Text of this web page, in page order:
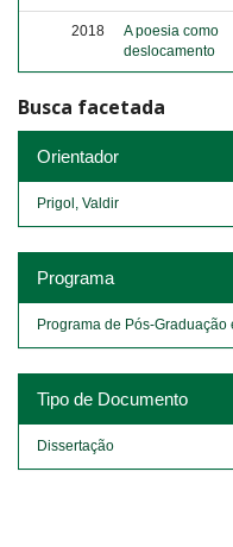
2018
A poesia como
deslocamento
Busca facetada
Orientador
Prigol, Valdir
Programa
Programa de Pós-Graduação
Tipo de Documento
Dissertação